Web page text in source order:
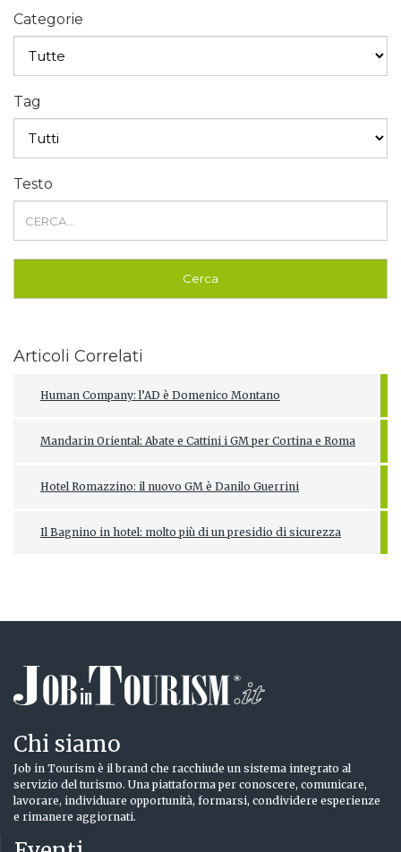
Categorie
Tag
Testo
Articoli Correlati
Human Company: l’AD è Domenico Montano
Mandarin Oriental: Abate e Cattini i GM per Cortina e Roma
Hotel Romazzino: il nuovo GM è Danilo Guerrini
Il Bagnino in hotel: molto più di un presidio di sicurezza
Chi siamo
Job in Tourism è il brand che racchiude un sistema integrato al
servizio del turismo. Una piattaforma per conoscere, comunicare,
lavorare, individuare opportunità, formarsi, condividere esperienze
e rimanere aggiornati.